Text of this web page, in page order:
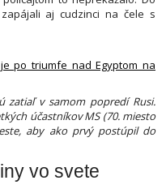
aj cudzinci na čele s
po triumfe nad Egyptom na
zatiaľ v samom popredí Rusi.
účastníkov MS (70. miesto
aby ako prvý postúpil do
vo svete